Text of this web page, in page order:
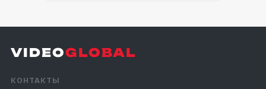
VIDEOGLOBAL
КОНТАКТЫ